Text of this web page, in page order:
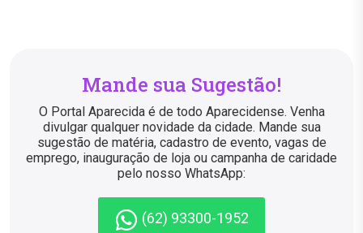
Mande sua Sugestão!
O Portal Aparecida é de todo Aparecidense. Venha
divulgar qualquer novidade da cidade. Mande sua
sugestão de matéria, cadastro de evento, vagas de
emprego, inauguração de loja ou campanha de caridade
pelo nosso WhatsApp:
(62) 93300-1952